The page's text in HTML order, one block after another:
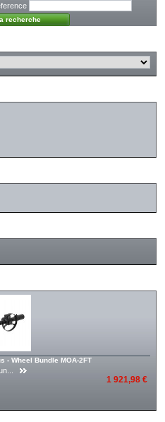
- Wheel Bundle MOA-2FT
1 921,98 €